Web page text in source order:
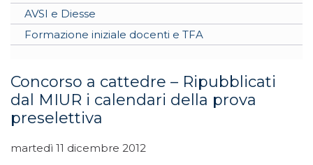
AVSI e Diesse
Formazione iniziale docenti e TFA
Concorso a cattedre – Ripubblicati
dal MIUR i calendari della prova
preselettiva
martedì 11 dicembre 2012